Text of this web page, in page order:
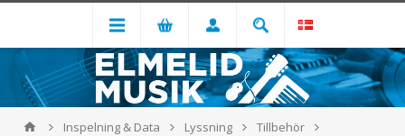
Inspelning & Data Lyssning
Tillbehör